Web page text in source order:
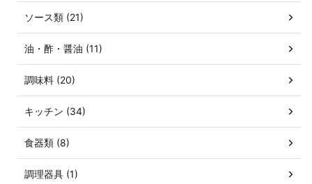
ソース類 (21)
油・酢・醤油 (11)
調味料 (20)
キッチン (34)
食器類 (8)
調理器具 (1)